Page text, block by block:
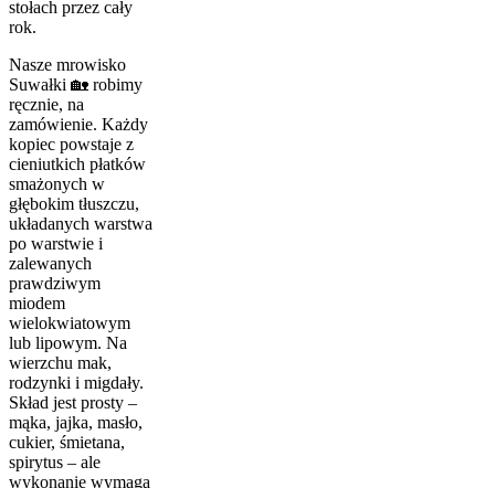
stołach przez cały
rok.
Nasze mrowisko
Suwałki 🏡 robimy
ręcznie, na
zamówienie. Każdy
kopiec powstaje z
cieniutkich płatków
smażonych w
głębokim tłuszczu,
układanych warstwa
po warstwie i
zalewanych
prawdziwym
miodem
wielokwiatowym
lub lipowym. Na
wierzchu mak,
rodzynki i migdały.
Skład jest prosty –
mąka, jajka, masło,
cukier, śmietana,
spirytus – ale
wykonanie wymaga